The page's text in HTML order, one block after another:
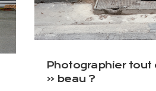
Photographier tout
« beau ?